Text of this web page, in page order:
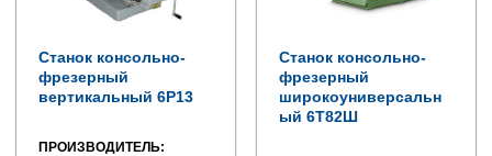
Станок консольно-
фрезерный
вертикальный 6Р13
ПРОИЗВОДИТЕЛЬ:
Станок консольно-
фрезерный
широкоуниверсальн
ый 6Т82Ш